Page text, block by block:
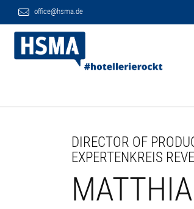
office@hsma.de
DIRECTOR OF
EXPERTENKREIS